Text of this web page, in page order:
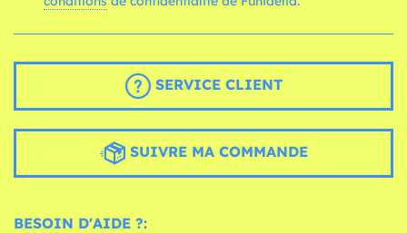
SERVICE CLIENT
SUIVRE MA COMMANDE
BESOIN D'AIDE ?: